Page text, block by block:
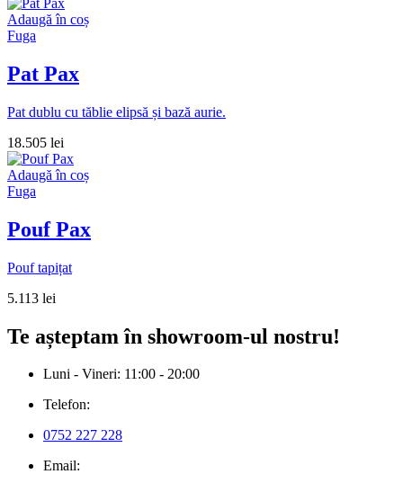
Adaugă în coș
Fuga
Pat Pax
Pat dublu cu tăblie elipsă și bază aurie.
18.505 lei
Adaugă în coș
Fuga
Pouf Pax
Pouf tapițat
5.113 lei
Te așteptam în showroom-ul nostru!
Luni - Vineri: 11:00 - 20:00
Telefon:
0752 227 228
Email: